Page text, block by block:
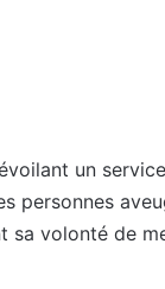
un
personnes
sa volonté de